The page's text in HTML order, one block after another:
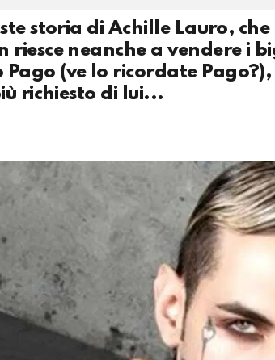
storia di Achille Lauro,
riesce neanche a vendere i
Pago (ve lo ricordate
richiesto di lui...